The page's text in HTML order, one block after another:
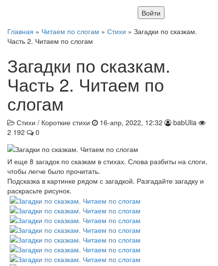
Войти
Главная » Читаем по слогам » Стихи » Загадки по сказкам.
Часть 2. Читаем по слогам
Загадки по сказкам.
Часть 2. Читаем по
слогам
Стихи / Короткие стихи 16-апр, 2022, 12:32
babUlia
2 192
0
И еще 8 загадок по сказкам в стихах. Слова разбиты на слоги,
чтобы легче было прочитать.
Подсказка в картинке рядом с загадкой. Разгадайте загадку и
раскрасьте рисунок.